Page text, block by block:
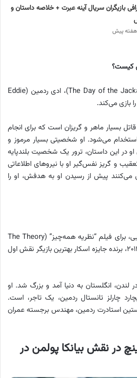
بازیگران سریال آینه عبرت + خلاصه داستان و
کیست؟
در سریال “روز شغال” (The Day of the Jackal)، ادی ردمین (Eddie
بسیار ماهر و گریزان است که برای انجام
می‌شود. او شخصیتی بسیار مرموز و
در این داستان، ترور یک شخصیت بلندپایه
و گریز نفس‌گیر او با نیروهای اطلاعاتی
می‌کنند پیش از رسیدن او به هدفش، او را
ادی ردمین، بازیگر بریتانیایی، برای فیلم “نظریه همه‌چیز” (The Theory
of Everything) در سال ۲۰۱۴، برنده جایزه اسکار بهترین بازیگر نقش اول
لندن، انگلستان به دنیا آمد و بزرگ شد. او
چارلز تانستال ردمین، یک تاجر، است.
استادرت ردمین، مهندس برجسته عمران
در نقش بیانکا پولمن در